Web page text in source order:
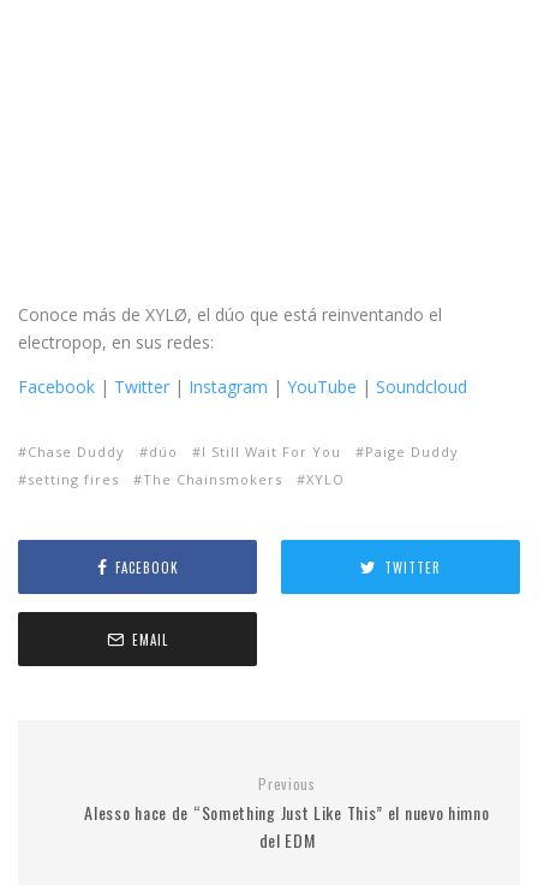
Conoce más de XYLØ, el dúo que está reinventando el
electropop, en sus redes:
Facebook | Twitter | Instagram | YouTube | Soundcloud
Chase Duddy dúo I Still Wait For You
Paige Duddy
setting fires
The Chainsmokers XYLO
FACEBOOK TWITTER
EMAIL
Previous
Alesso hace de “Something Just Like This” el nuevo himno
del EDM